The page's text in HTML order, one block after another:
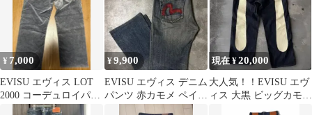
¥ 7,000
EVISU エヴィス LOT
2000 コーデュロイパン
ツ グレー w32 日本
¥9,900
EVISU エヴィス デニム
パンツ 赤カモメ ペイン
ト サイズ31
現在 ¥20,000
大人気！！EVISU エヴ
ィス 大黒 ビッグカモメ